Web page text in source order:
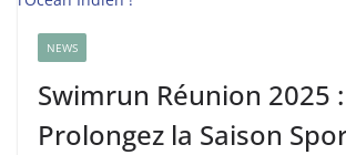
NEWS
Swimrun Réunion 2025 :
Prolongez la Saison